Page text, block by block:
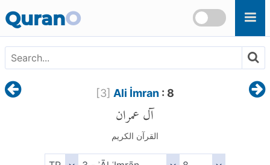
QuranO
[3] Ali İmran: 8
آل عمران
القرآن الكريم